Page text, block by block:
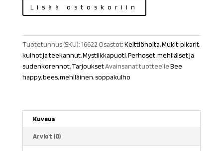
"Bee
määrä
Lisää ostoskoriin
Tuotetunnus (SKU):16622 Osastot:Keittiönoita,Mukit, pikarit,
kulhot ja teekannut,Mystiikkapuoti,Perhoset, mehiläiset ja
sudenkorennot,TarjouksetAvainsanat tuotteelleBee
happy,bees,mehiläinen,soppakulho
Kuvaus
Arviot (0)